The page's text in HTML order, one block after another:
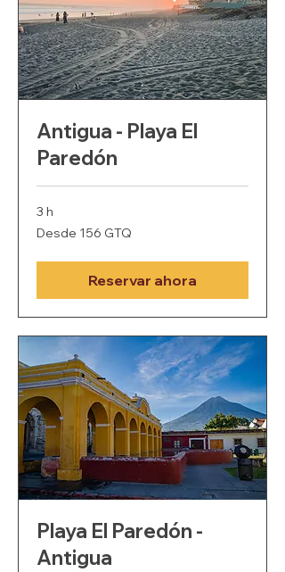
Antigua - Playa El
Paredón
3 h
Desde
156
Desde 156 GTQ
Reservar ahora
Playa El Paredón -
Antigua